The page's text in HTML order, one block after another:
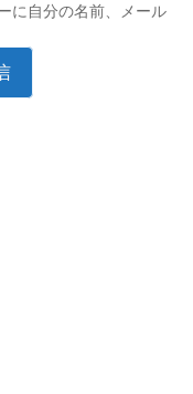
に自分の名前、メール